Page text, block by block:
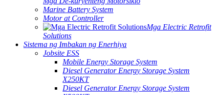
Marine Battery System
Motor at Controller
Mga Electric Retrofit
Solutions
Sistema ng Imbakan ng Enerhiya
Jobsite ESS
Mobile Energy Storage System
Diesel Generator Energy Storage System
X250KT
Diesel Generator Energy Storage System